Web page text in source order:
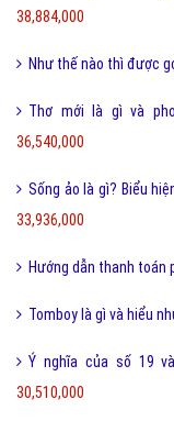
38,884,000
Như thế nào thì được
Thơ mới là gì và
36,540,000
Sống ảo là gì? Biểu
33,936,000
Hướng dẫn thanh toán
Tomboy là gì và hiểu
Ý nghĩa của số 19
30,510,000